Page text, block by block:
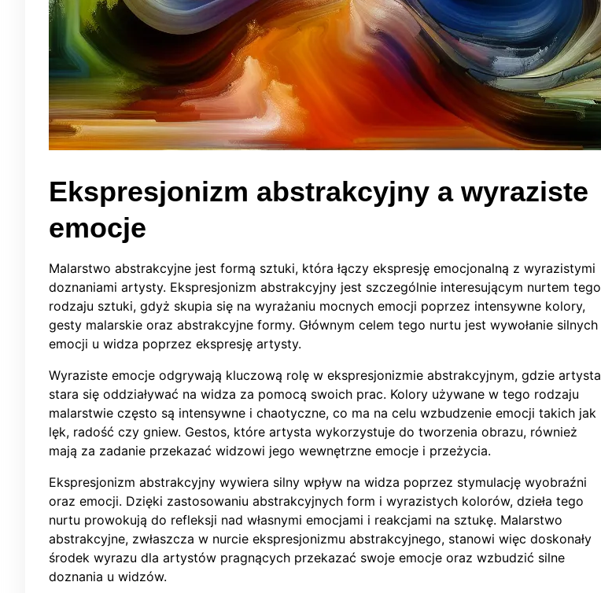
Ekspresjonizm abstrakcyjny a wyraziste
emocje
Malarstwo abstrakcyjne jest formą sztuki, która łączy ekspresję emocjonalną z wyrazistymi
doznaniami artysty. Ekspresjonizm abstrakcyjny jest szczególnie interesującym nurtem tego
rodzaju sztuki, gdyż skupia się na wyrażaniu mocnych emocji poprzez intensywne kolory,
gesty malarskie oraz abstrakcyjne formy. Głównym celem tego nurtu jest wywołanie silnych
emocji u widza poprzez ekspresję artysty.
Wyraziste emocje odgrywają kluczową rolę w ekspresjonizmie abstrakcyjnym, gdzie artysta
stara się oddziaływać na widza za pomocą swoich prac. Kolory używane w tego rodzaju
malarstwie często są intensywne i chaotyczne, co ma na celu wzbudzenie emocji takich jak
lęk, radość czy gniew. Gestos, które artysta wykorzystuje do tworzenia obrazu, również
mają za zadanie przekazać widzowi jego wewnętrzne emocje i przeżycia.
Ekspresjonizm abstrakcyjny wywiera silny wpływ na widza poprzez stymulację wyobraźni
oraz emocji. Dzięki zastosowaniu abstrakcyjnych form i wyrazistych kolorów, dzieła tego
nurtu prowokują do refleksji nad własnymi emocjami i reakcjami na sztukę. Malarstwo
abstrakcyjne, zwłaszcza w nurcie ekspresjonizmu abstrakcyjnego, stanowi więc doskonały
środek wyrazu dla artystów pragnących przekazać swoje emocje oraz wzbudzić silne
doznania u widzów.